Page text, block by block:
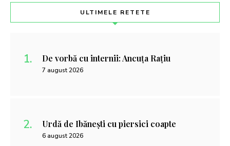
ULTIMELE RETETE
De vorbă cu internii: Ancuța Rațiu
7 august 2026
Urdă de Ibănești cu piersici coapte
6 august 2026